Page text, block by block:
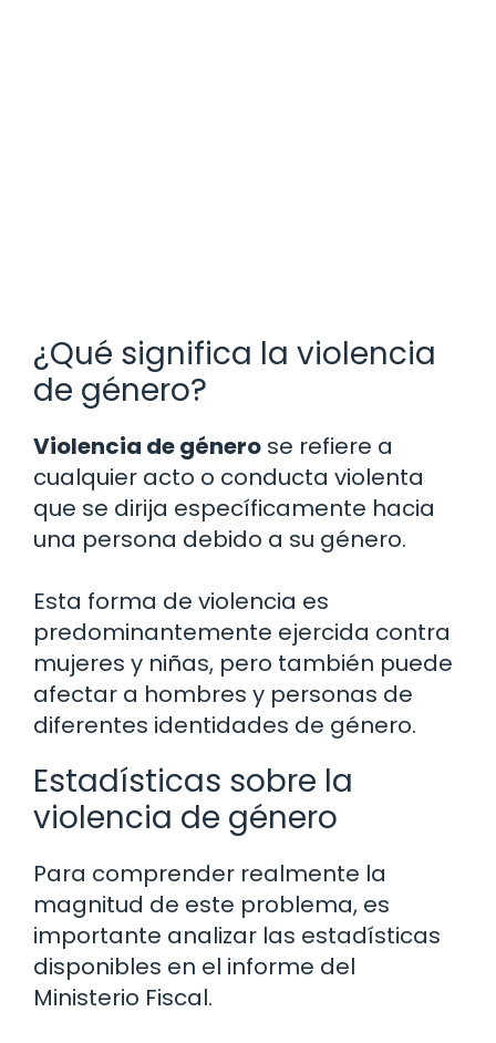
¿Qué significa la violencia
de género?
Violencia de género se refiere a
cualquier acto o conducta violenta
que se dirija específicamente hacia
una persona debido a su género.
Esta forma de violencia es
predominantemente ejercida contra
mujeres y niñas, pero también puede
afectar a hombres y personas de
diferentes identidades de género.
Estadísticas sobre la
violencia de género
Para comprender realmente la
magnitud de este problema, es
importante analizar las estadísticas
disponibles en el informe del
Ministerio Fiscal.